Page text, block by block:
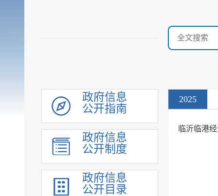
政府信息
公开指南
政府信息
公开制度
政府信息
公开目录
2025
临沂临港